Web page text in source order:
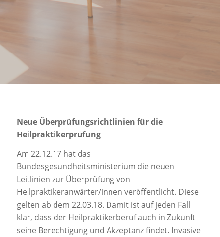
Neue Überprüfungsrichtlinien für die
Heilpraktikerprüfung
Am 22.12.17 hat das
Bundesgesundheitsministerium die neuen
Leitlinien zur Überprüfung von
Heilpraktikeranwärter/innen veröffentlicht. Diese
gelten ab dem 22.03.18. Damit ist auf jeden Fall
klar, dass der Heilpraktikerberuf auch in Zukunft
seine Berechtigung und Akzeptanz findet. Invasive